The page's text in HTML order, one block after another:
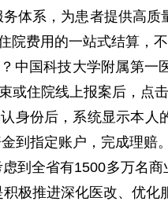
体系，为患者提供高
费用的一站式结算，
中国科技大学附属第
住院线上报案后，点
身份后，系统显示本
到指定账户，完成理赔。
到全省有1500多万名
积极推进深化医改、优